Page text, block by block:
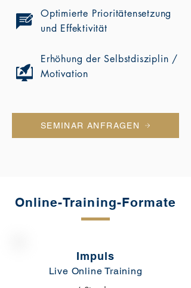
Optimierte Prioritätensetzung
und Effektivität
Erhöhung der Selbstdisziplin /
Motivation
SEMINAR ANFRAGEN
Online-Training-Formate
Impuls
Live Online Training